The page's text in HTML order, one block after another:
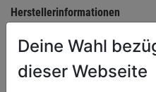
Herstellerinformationen
WEITERE PRODUKTE
Deine Wahl
dieser Webseite